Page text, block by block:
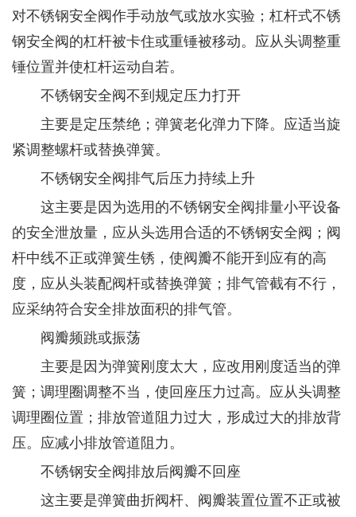
对不锈钢安全阀作手动放气或放水实验；杠杆式不锈
钢安全阀的杠杆被卡住或重锤被移动。应从头调整重
锤位置并使杠杆运动自若。
不锈钢安全阀不到规定压力打开
主要是定压禁绝；弹簧老化弹力下降。应适当旋
紧调整螺杆或替换弹簧。
不锈钢安全阀排气后压力持续上升
这主要是因为选用的不锈钢安全阀排量小平设备
的安全泄放量，应从头选用合适的不锈钢安全阀；阀
杆中线不正或弹簧生锈，使阀瓣不能开到应有的高
度，应从头装配阀杆或替换弹簧；排气管截有不行，
应采纳符合安全排放面积的排气管。
阀瓣频跳或振荡
主要是因为弹簧刚度太大，应改用刚度适当的弹
簧；调理圈调整不当，使回座压力过高。应从头调整
调理圈位置；排放管道阻力过大，形成过大的排放背
压。应减小排放管道阻力。
不锈钢安全阀排放后阀瓣不回座
这主要是弹簧曲折阀杆、阀瓣装置位置不正或被